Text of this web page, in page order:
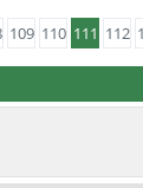
109 110 111 112